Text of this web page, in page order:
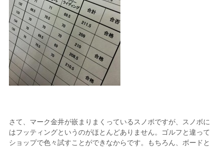
さて、マーク金井が嵌まりまくっているスノボですが、スノボに
はフッティングというのがほとんどありません。ゴルフと違って
ショップで色々試すことができなからです。もちろん、ボードと